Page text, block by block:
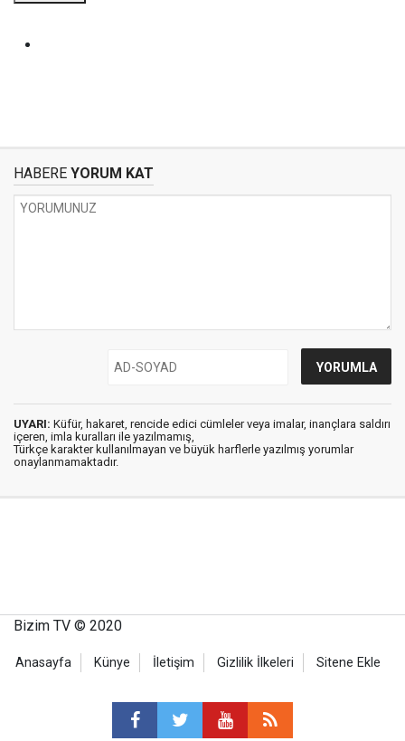
HABERE YORUM KAT
UYARI: Küfür, hakaret, rencide edici cümleler veya imalar, inançlara saldırı
içeren, imla kuralları ile yazılmamış,
Türkçe karakter kullanılmayan ve büyük harflerle yazılmış yorumlar
onaylanmamaktadır.
Bizim TV © 2020
Anasayfa Künye İletişim Gizlilik İlkeleri Sitene Ekle